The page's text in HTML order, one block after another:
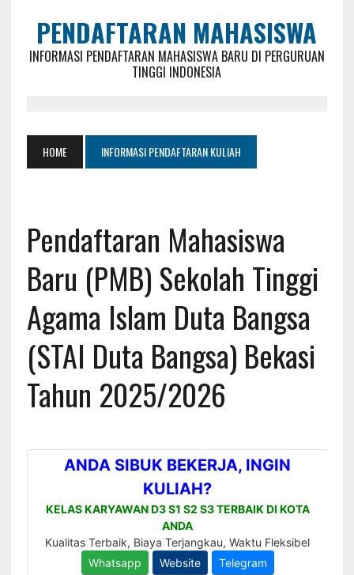
PENDAFTARAN MAHASISWA
INFORMASI PENDAFTARAN MAHASISWA BARU DI PERGURUAN
TINGGI INDONESIA
HOME INFORMASI PENDAFTARAN KULIAH
Pendaftaran Mahasiswa
Baru (PMB) Sekolah Tinggi
Agama Islam Duta Bangsa
(STAI Duta Bangsa) Bekasi
Tahun 2025/2026